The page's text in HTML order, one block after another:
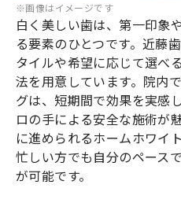
※画像はイメージです
白く美しい歯は、第一印象
る要素のひとつです。近藤
タイルや希望に応じて選べ
法を用意しています。院内
グは、短期間で効果を実感
ロの手による安全な施術が
に進められるホームホワイ
忙しい方でも自分のペース
が可能です。